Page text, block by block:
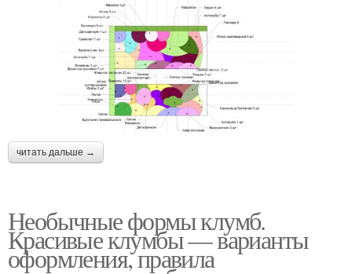
читать дальше →
Необычные формы клумб.
Красивые клумбы — варианты
оформления, правила